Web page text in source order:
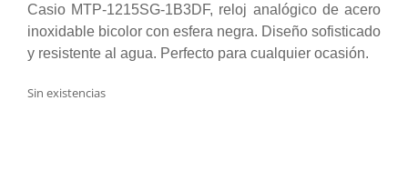
Casio MTP-1215SG-1B3DF, reloj analógico de acero
inoxidable bicolor con esfera negra. Diseño sofisticado
y resistente al agua. Perfecto para cualquier ocasión.
Sin existencias